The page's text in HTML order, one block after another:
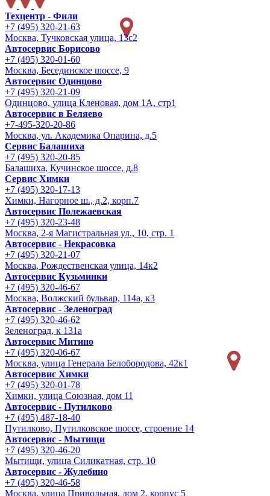
Техцентр - Фили
+7 (495) 320-21-63
Москва, Тучковская улица, 13с2
Автосервис Борисово
+7 (495) 320-01-60
Москва, Бесединское шоссе, 9
Автосервис Одинцово
+7 (495) 320-21-09
Одинцово, улица Кленовая, дом 1А, стр1
Автосервис в Беляево
+7-495-320-20-86
Москва, ул. Академика Опарина, д.5
Сервис Балашиха
+7 (495) 320-20-85
Балашиха, Кучинское шоссе, д.8
Сервис Химки
+7 (495) 320-17-13
Химки, Нагорное ш., д.2, корп.7
Автосервис Полежаевская
+7 (495) 320-23-48
Москва, 2-я Магистральная ул., 10, стр. 1
Автосервис - Некрасовка
+7 (495) 320-21-07
Москва, Рождественская улица, 14к2
Автосервис Кузьминки
+7 (495) 320-46-67
Москва, Волжский бульвар, 114а, к3
Автосервис - Зеленоград
+7 (495) 320-46-62
Зеленоград, к 131а
Автосервис Митино
+7 (495) 320-06-67
Москва, улица Генерала Белобородова, 42к1
Автосервис Химки
+7 (495) 320-01-78
Химки, улица Союзная, дом 11
Автосервис - Путилково
+7 (495) 487-18-40
Путилково, Путилковское шоссе, строение 14
Автосервис - Мытищи
+7 (495) 320-46-20
Мытищи, улица Силикатная, стр. 10
Автосервис - Жулебино
+7 (495) 320-46-58
Москва, улица Привольная, дом 2, корпус 5